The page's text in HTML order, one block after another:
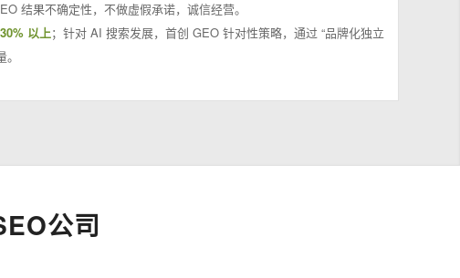
结果不确定性，不做虚假承诺，诚信经营。
30% 以上；针对 AI 搜索发展，首创 GEO 针对性策略，通过 “品牌化独立
公司